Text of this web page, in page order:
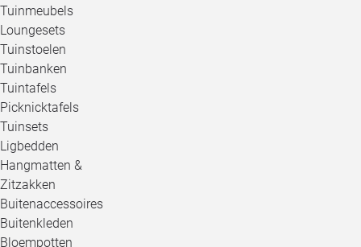
Tuinmeubels
Loungesets
Tuinstoelen
Tuinbanken
Tuintafels
Picknicktafels
Tuinsets
Ligbedden
Hangmatten &
Zitzakken
Buitenaccessoires
Buitenkleden
Bloempotten